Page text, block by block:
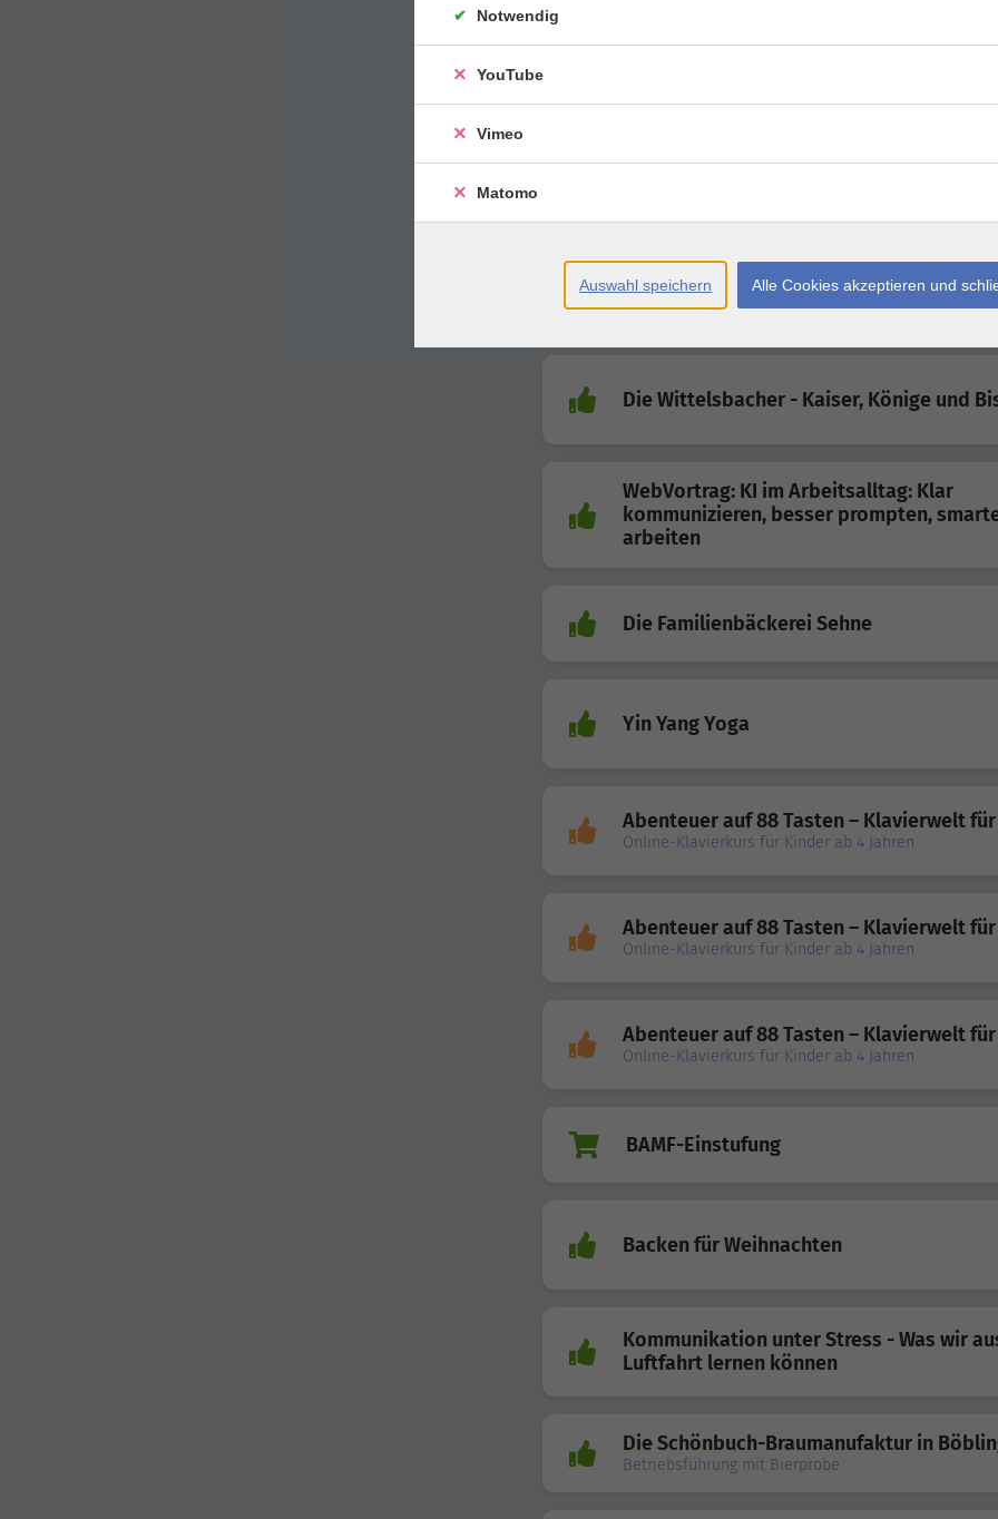
Deutsch, Prüfungsvorbereitung DTB
Die Wittelsbacher - Kaiser, Könige und
WebVortrag: KI im Arbeitsalltag: Klar
kommunizieren, besser prompten,
arbeiten
Die Familienbäckerei Sehne
Yin Yang Yoga
Abenteuer auf 88 Tasten – Klavierwelt
Online-Klavierkurs für Kinder ab 4 Jahren
Abenteuer auf 88 Tasten – Klavierwelt
Online-Klavierkurs für Kinder ab 4 Jahren
Abenteuer auf 88 Tasten – Klavierwelt
Online-Klavierkurs für Kinder ab 4 Jahren
BAMF-Einstufung
Backen für Weihnachten
Kommunikation unter Stress - Was wir
Luftfahrt lernen können
Die Schönbuch-Braumanufaktur in
Betriebsführung mit Bierprobe
Notwendig
YouTube
Vimeo
Matomo
Auswahl speichern Alle Cookies akzeptieren und